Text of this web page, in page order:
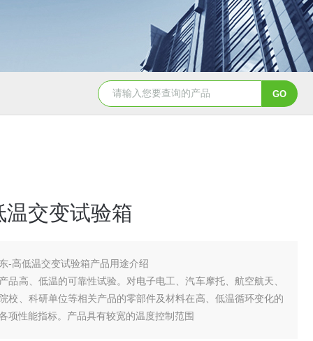
YSCYS-010臭氧老化试验设备
温交变试验箱
-高低温交变试验箱产品用途介绍
品高、低温的可靠性试验。对电子电工、汽车摩托、航空航天、
校、科研单位等相关产品的零部件及材料在高、低温循环变化的
项性能指标。产品具有较宽的温度控制范围